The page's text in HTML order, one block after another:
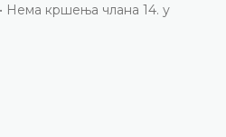
конвенције